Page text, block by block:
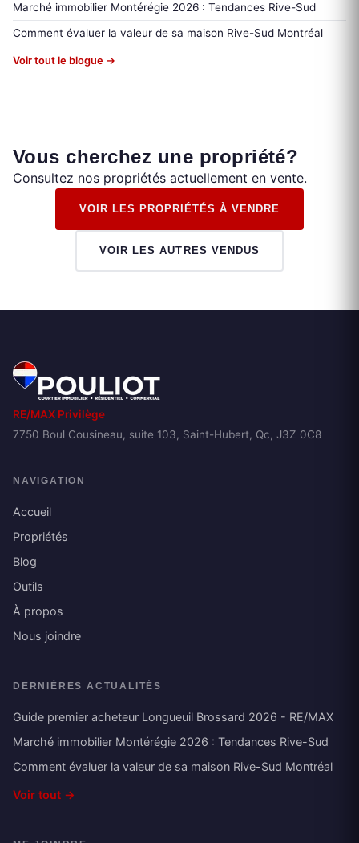
Marché immobilier Montérégie 2026 : Tendances Rive-Sud
Comment évaluer la valeur de sa maison Rive-Sud Montréal
Voir tout le blogue →
Vous cherchez une propriété?
Consultez nos propriétés actuellement en vente.
VOIR LES PROPRIÉTÉS À VENDRE
VOIR LES AUTRES VENDUS
RE/MAX Privilège
7750 Boul Cousineau, suite 103, Saint-Hubert, Qc, J3Z 0C8
NAVIGATION
Accueil
Propriétés
Blog
Outils
À propos
Nous joindre
DERNIÈRES ACTUALITÉS
Guide premier acheteur Longueuil Brossard 2026 - RE/MAX
Marché immobilier Montérégie 2026 : Tendances Rive-Sud
Comment évaluer la valeur de sa maison Rive-Sud Montréal
Voir tout →